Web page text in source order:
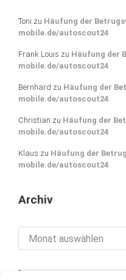
Toni zu Häufung der
mobile.de/autoscout24
Frank Louis zu Häufung der
mobile.de/autoscout24
Bernhard zu Häufung der
mobile.de/autoscout24
Christian zu Häufung der
mobile.de/autoscout24
Klaus zu Häufung der
mobile.de/autoscout24
Archiv